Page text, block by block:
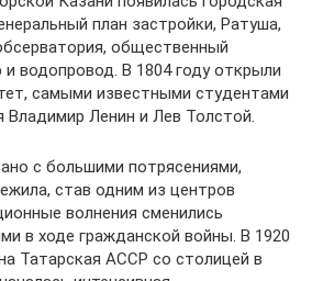
план застройки, Ратуша,
общественный
и водопровод. В 1804 году открыли
самыми известными студентами
Владимир Ленин и Лев Толстой.
с большими потрясениями,
став одним из центров
волнения сменились
в ходе гражданской войны. В 1920
Татарская АССР со столицей в